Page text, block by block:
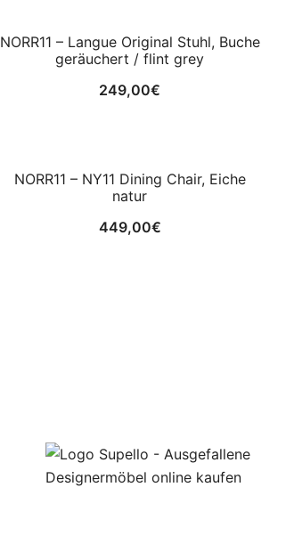
NORR11 – Langue Original Stuhl, Buche
geräuchert / flint grey
249,00€
NORR11 – NY11 Dining Chair, Eiche
natur
449,00€